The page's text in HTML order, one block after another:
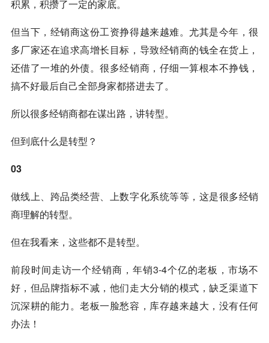
积累，积攒了一定的家底。
但当下，经销商这份工资挣得越来越难。尤其是今年，很
多厂家还在追求高增长目标，导致经销商的钱全在货上，
还借了一堆的外债。很多经销商，仔细一算根本不挣钱，
搞不好最后自己全部身家都搭进去了。
所以很多经销商都在谋出路，讲转型。
但到底什么是转型？
03
做线上、跨品类经营、上数字化系统等等，这是很多经销
商理解的转型。
但在我看来，这些都不是转型。
前段时间走访一个经销商，年销3-4个亿的老板，市场不
好，但品牌指标不减，他们走大分销的模式，缺乏渠道下
沉深耕的能力。老板一脸愁容，库存越来越大，没有任何
办法！